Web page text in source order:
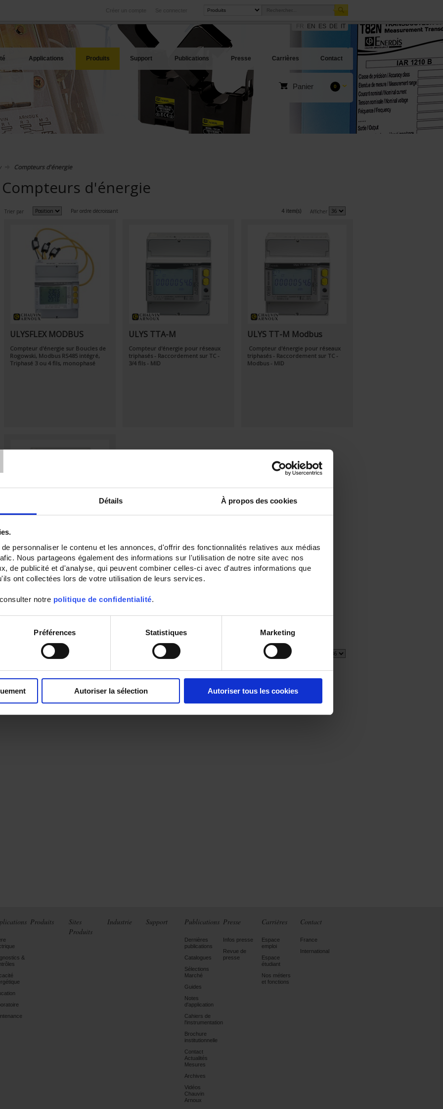
Détails À propos des cookies
personnaliser le contenu et les annonces, d'offrir des fonctionnalités relatives aux médias
Nous partageons également des informations sur l'utilisation de notre site avec nos
de publicité et d'analyse, qui peuvent combiner celles-ci avec d'autres informations que
ont collectées lors de votre utilisation de leurs services.
notre politique de confidentialité.
Préférences Statistiques Marketing
Autoriser la sélection Autoriser tous les cookies
Se connecter
Créer un compte
International
Nos filiales à l'étranger
Sites produits
Nos meilleures offres
EN ES DE IT
Applications Produits Support Publications Presse Carrières Contact
Panier 0
Compteurs d'énergie
Compteurs d'énergie
Trier par Par ordre décroissant 4 item(s) Afficher
ULYSFLEX MODBUS
Compteur d'énergie sur Boucles de
Rogowski, Modbus RS485 intégré,
Triphasé 3 ou 4 fils, monophasé
ULYS TTA-M
Compteur d'énergie pour réseaux
triphasés - Raccordement sur TC -
3/4 fils - MID
ULYS TT-M Modbus
Compteur d'énergie pour réseaux
triphasés - Raccordement sur TC -
Modbus - MID
ULYS TT-M Ethernet
Compteur d'énergie pour réseaux
triphasés - Raccordement sur TC -
Ethernet, enregistrement et envoi
4 item(s)
&
Produits
Sites
Produits
Industrie Support Publications
Dernières
publications
Catalogues
Sélections
Marché
Guides
Notes
d'application
Cahiers de
l'instrumentation
Brochure
institutionnelle
Contact
Actualités
Mesures
Archives
Vidéos
Chauvin
Arnoux
Presse
Infos presse
Revue de
presse
Carrières
Espace
emploi
Espace
étudiant
Nos métiers
et fonctions
Contact
France
International